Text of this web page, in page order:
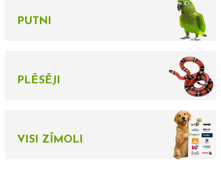
PUTNI
PLĒSĒJI
VISI ZĪMOLI